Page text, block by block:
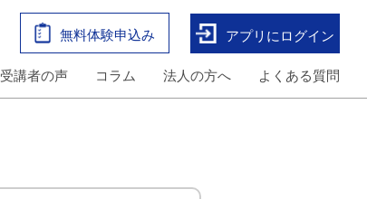
無料体験申込み アプリにログイン
受講者の声 コラム 法人の方へ よくある質問